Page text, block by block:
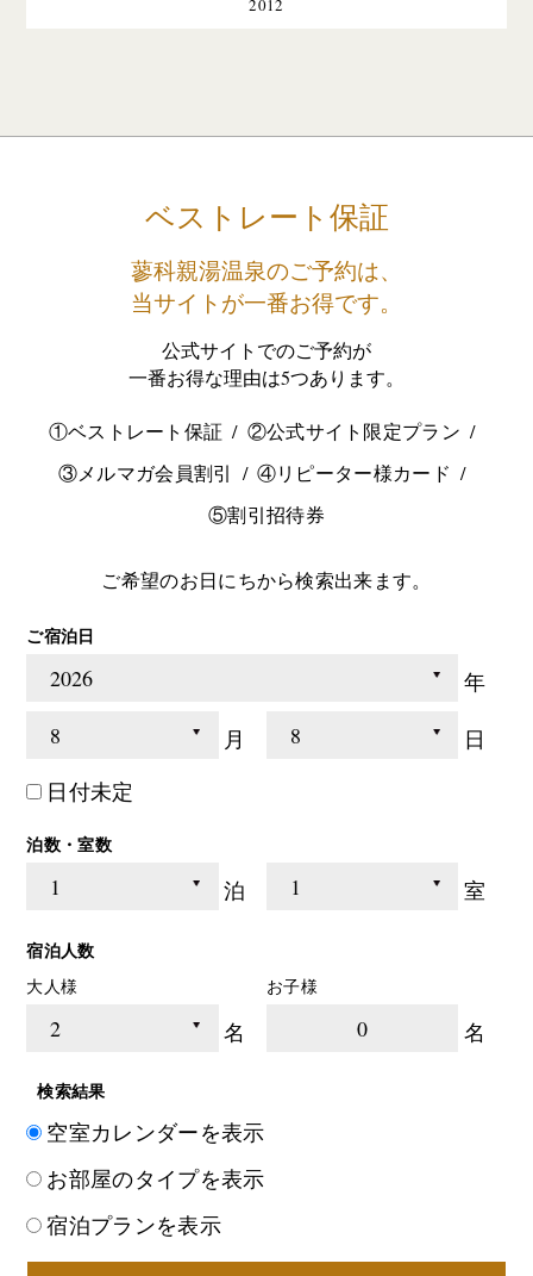
2012
ベストレート保証
蓼科親湯温泉のご予約は、
当サイトが一番お得です。
公式サイトでのご予約が
一番お得な理由は5つあります。
①ベストレート保証
②公式サイト限定プラン
③メルマガ会員割引
④リピーター様カード
⑤割引招待券
ご希望のお日にちから検索出来ます。
ご宿泊日
年
月
日
日付未定
泊数・室数
泊 室
宿泊人数
大人様
名
お子様
0 名
検索結果
空室カレンダーを表示
お部屋のタイプを表示
宿泊プランを表示